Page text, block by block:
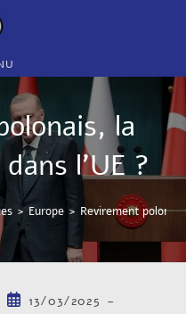
la
l’UE ?
> Europe > Revirement
13/03/2025